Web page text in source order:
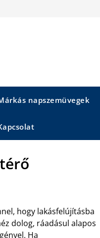
napszemüvegek
hogy lakásfelújításba
dolog, ráadásul alapos
Ha